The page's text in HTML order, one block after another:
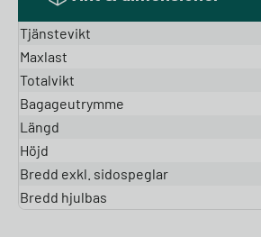
Tjänstevikt
Maxlast
Totalvikt
Bagageutrymme
Längd
Höjd
Bredd exkl. sidospeglar
Bredd hjulbas